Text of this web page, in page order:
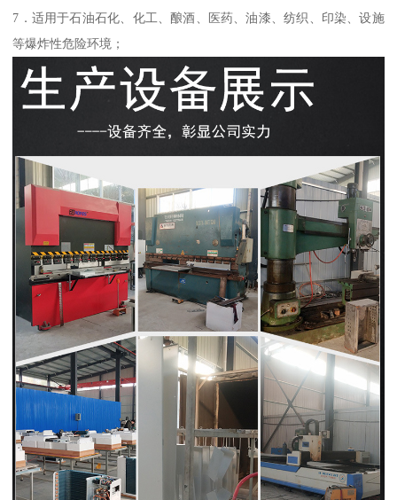
7．适用于石油石化、化工、酿酒、医药、油漆、纺织、印染、设施
等爆炸性危险环境；